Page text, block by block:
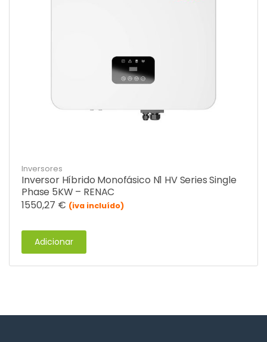
Inversores
Inversor Híbrido Monofásico N1 HV Series Single
Phase 5KW – RENAC
1550,27 € (iva incluído)
Adicionar